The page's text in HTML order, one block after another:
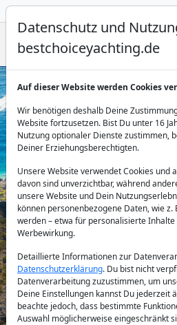
Motorsegler in der
Komfort &
Land:
Reiseziel:
Datenschutz und
bestchoiceyachting.de
Auf dieser Website werden Cookies
Wir benötigen deshalb Deine
Website fortzusetzen. Bist Du unter 16
Nutzung optionaler Dienste zustimmen,
Deiner Erziehungsberechtigten.
Unsere Website verwendet Cookies und
davon sind unverzichtbar, während
unsere Website und Dein
können personenbezogene Daten, wie
werden – etwa für personalisierte
Werbewirkung.
Detaillierte Informationen zur
Datenschutzerklärung. Du bist nicht
Datenverarbeitung zuzustimmen, um
Deine Einstellungen kannst Du jederzeit
beachte jedoch, dass bestimmte
Auswahl möglicherweise eingeschränkt